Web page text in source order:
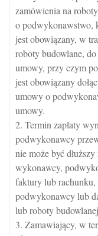
zamówienia na
o podwykonawstwo,
jest obowiązany, w
roboty budowlane,
umowy, przy czym
jest obowiązany
umowy o
umowy.
2. Termin zapłaty
podwykonawcy
nie może być
wykonawcy,
faktury lub
podwykonawcy lub
lub roboty
3. Zamawiający, w